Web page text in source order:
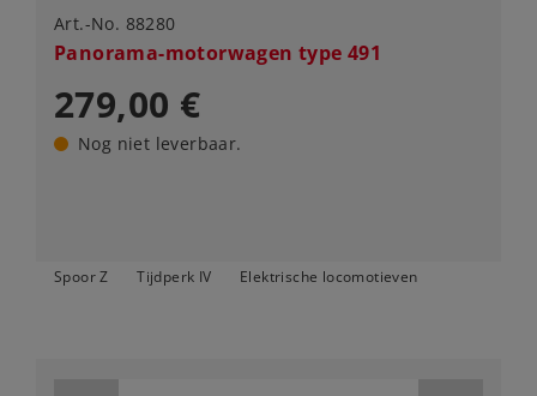
Art.-No. 88280
Panorama-motorwagen type 491
279,00 €
Nog niet leverbaar.
Spoor Z Tijdperk IV Elektrische locomotieven